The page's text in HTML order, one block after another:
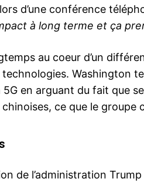
d’une conférence
à long terme et ça
au coeur d’un
Washington
5G en arguant du fait que
chinoises, ce que le groupe
de l’administration